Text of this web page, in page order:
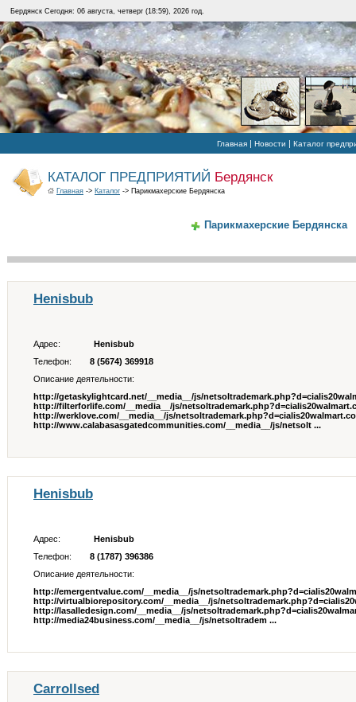
Бердянск Сегодня: 06 августа, четверг (18:59), 2026 год.
Главная | Новости | Каталог
КАТАЛОГ ПРЕДПРИЯТИЙ Бердянск
Главная -> Каталог -> Парикмахерские Бердянска
Парикмахерские Бердянска
Henisbub
Адрес:
Henisbub
Телефон:
8 (5674) 369918
Описание деятельности:
http://getaskylightcard.net/__media__/js/
http://filterforlife.com/__media__/js/
http://werklove.com/__media__/js/
http://www.calabasasgatedcommunities.com/__media__/js/netsolt ...
Henisbub
Адрес:
Henisbub
Телефон:
8 (1787) 396386
Описание деятельности:
http://emergentvalue.com/__media__/js/
http://virtualbiorepository.com/__media__/js/
http://lasalledesign.com/__media__/js/
http://media24business.com/__media__/js/netsoltradem ...
Carrollsed